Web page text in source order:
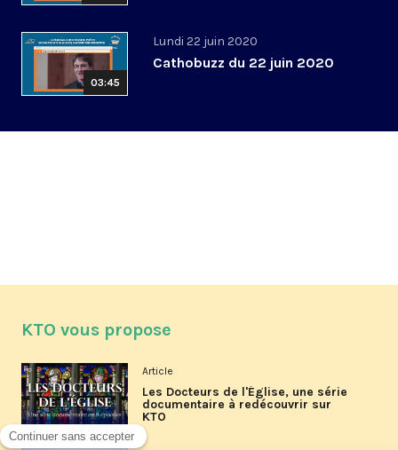
03:45
Lundi 22 juin 2020
Cathobuzz du 22 juin 2020
KTO vous propose
Article
Les Docteurs de l'Église, une série
documentaire à redécouvrir sur
KTO